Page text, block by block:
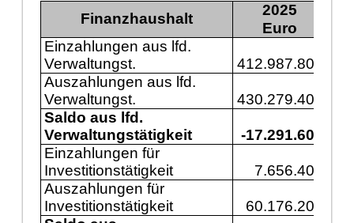
Finanzhaushalt
2025
Euro
Einzahlungen aus lfd.
Verwaltungst.
412.987.800
Auszahlungen aus lfd.
Verwaltungst.
430.279.400
Saldo aus lfd.
Verwaltungstätigkeit
-17.291.600
Einzahlungen für
Investitionstätigkeit
7.656.400
Auszahlungen für
Investitionstätigkeit
60.176.200